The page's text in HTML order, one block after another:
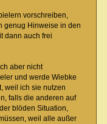
vorschreiben,
genug Hinweise in den
dann auch frei
aber nicht
und werde Wiebke
weil ich sie nutzen
falls die anderen auf
blöden Situation,
weil alle außer